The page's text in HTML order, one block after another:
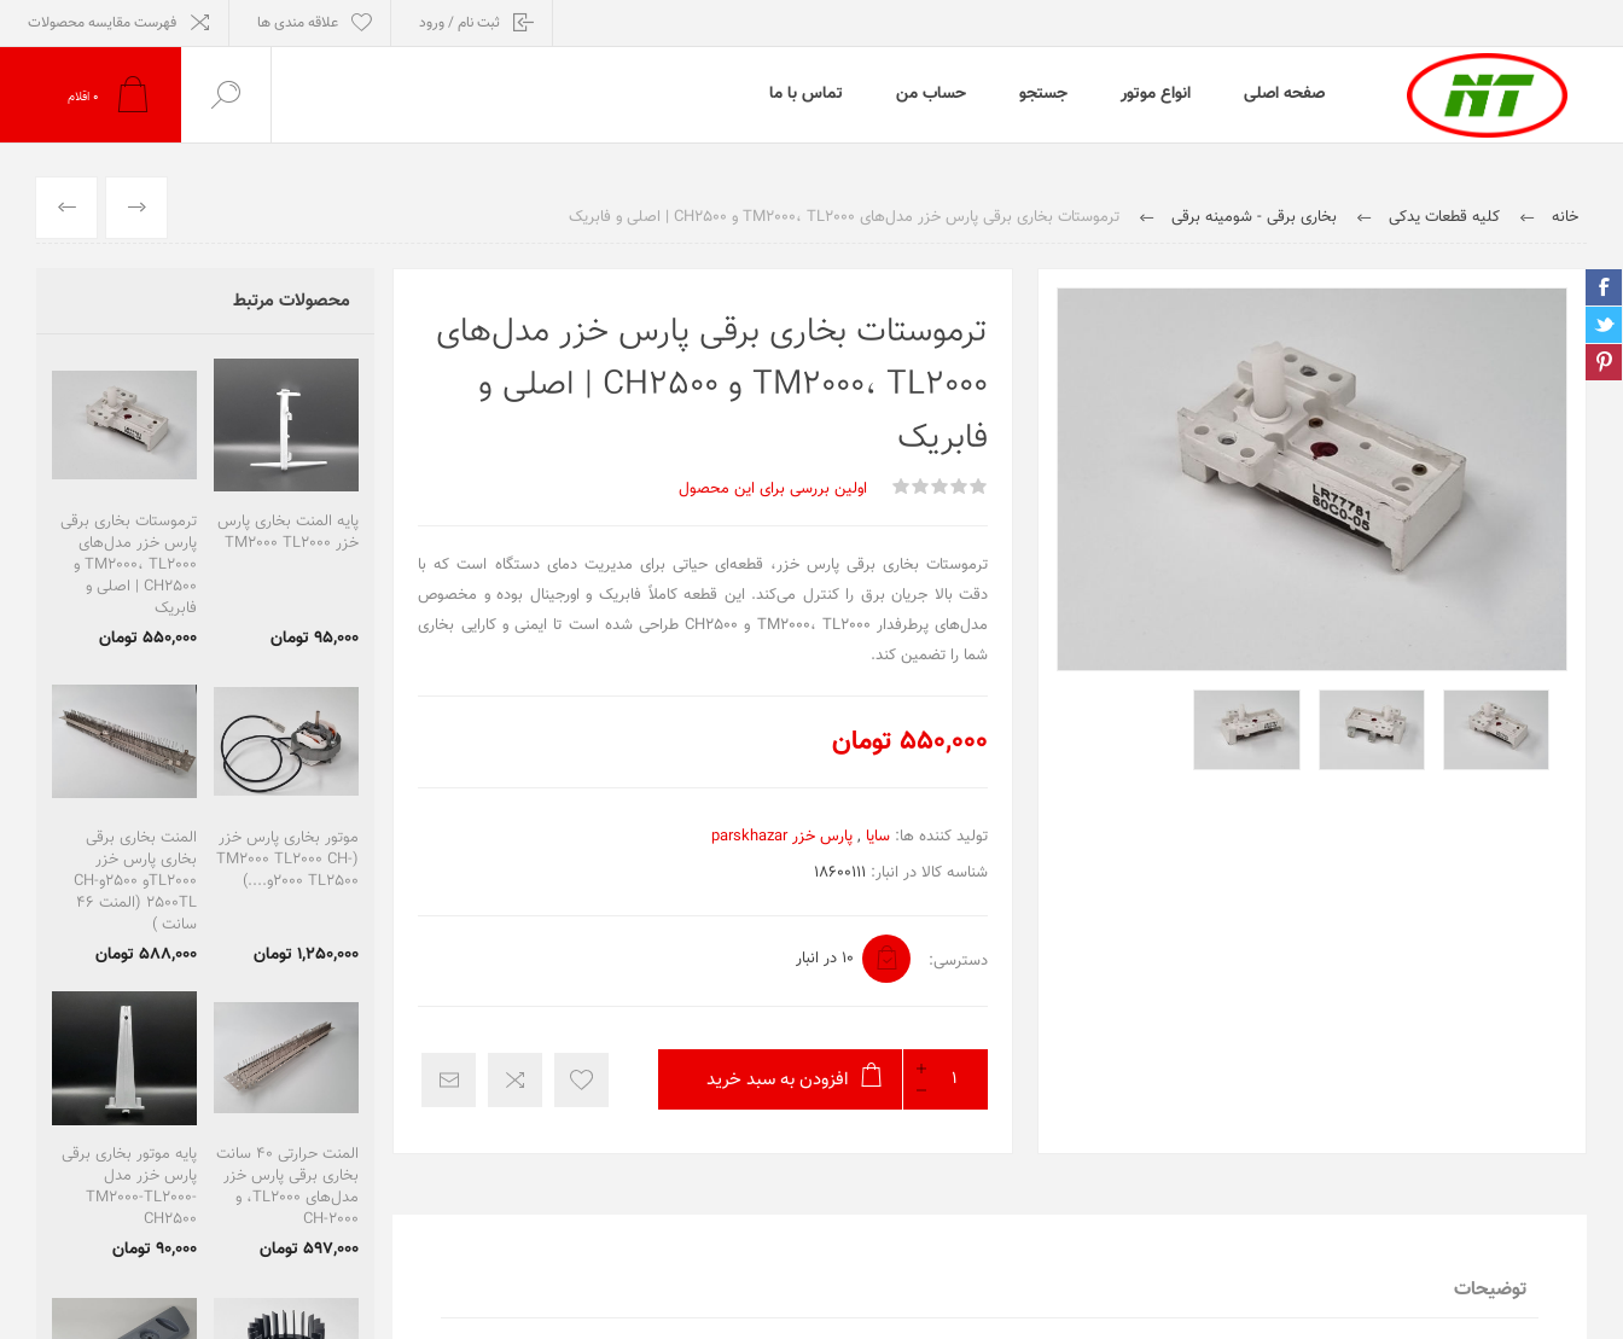
ثبت نام / ورود علاقه مندی ها فهرست مقایسه محصولات
صفحه اصلی انواع موتور جستجو حساب من تماس با ما 0 اقلام
خانه کلیه قطعات یدکی بخاری برقی - شومینه برقی ترموستات بخاری برقی پارس خزر مدل‌های TM2000، TL2000 و CH2500 | اصلی و فابریک بعدی
ترموستات بخاری برقی پارس خزر مدل‌های
TM2000، TL2000 و CH2500 | اصلی و
فابریک
اولین بررسی برای این محصول
ترموستات بخاری برقی پارس خزر، قطعه‌ای حیاتی برای مدیریت دمای دستگاه است که با
دقت بالا جریان برق را کنترل می‌کند. این قطعه کاملاً فابریک و اورجینال بوده و مخصوص
مدل‌های پرطرفدار TM2000، TL2000 و CH2500 طراحی شده است تا ایمنی و کارایی بخاری
شما را تضمین کند.
550,000 تومان
تولید کننده ها: سایا , پارس خزر parskhazar
شناسه کالا در انبار: 18600111
دسترسی: 10 در انبار
افزودن به سبد خرید
توضیحات
محصولات مرتبط
پایه المنت بخاری پارس
خزر TM2000 TL2000
95,000 تومان
ترموستات بخاری برقی
پارس خزر مدل‌های
TM2000، TL2000 و
CH2500 | اصلی و
فابریک
550,000 تومان
موتور بخاری پارس خزر
(TM2000 TL2000 CH-
2000 TL2500و....)
1,250,000 تومان
المنت بخاری برقی
بخاری پارس خزر
TL2000و 2500وCH-
2500TL (المنت 46
سانت )
588,000 تومان
المنت حرارتی ۴۰ سانت
بخاری برقی پارس خزر
مدل‌های TL2000، و
CH-2000
597,000 تومان
پایه موتور بخاری برقی
پارس خزر مدل
TM2000-TL2000-
CH2500
90,000 تومان